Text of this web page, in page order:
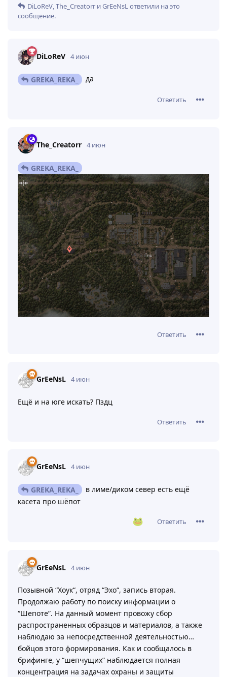
DiLoReV,The_Creatorr иGrEeNsLответили на это
сообщение.
DiLoReV 4 июн
GREKA_REKA_ да
Ответить
The_Creatorr 4 июн
GREKA_REKA_
Ответить
GrEeNsL 4 июн
Ещё и на юге искать? Пздц
Ответить
GrEeNsL 4 июн
GREKA_REKA_
в лиме/диком север есть ещё
касета про шёпот
Ответить
GrEeNsL 4 июн
Позывной “Хоук“, отряд “Эхо“, запись вторая.
Продолжаю работу по поиску информации о
“Шепоте”. На данный момент провожу сбор
распространенных образцов и материалов, а также
наблюдаю за непосредственной деятельностью…
бойцов этого формирования. Как и сообщалось в
брифинге, у “шепчущих” наблюдается полная
концентрация на задачах охраны и защиты